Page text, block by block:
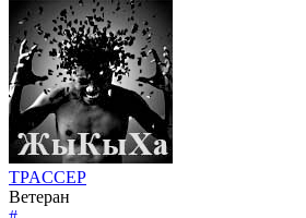
TPACCEP
Ветеран